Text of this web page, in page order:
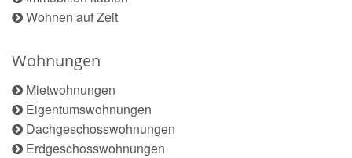
Wohnen auf Zeit
Wohnungen
Mietwohnungen
Eigentumswohnungen
Dachgeschosswohnungen
Erdgeschosswohnungen